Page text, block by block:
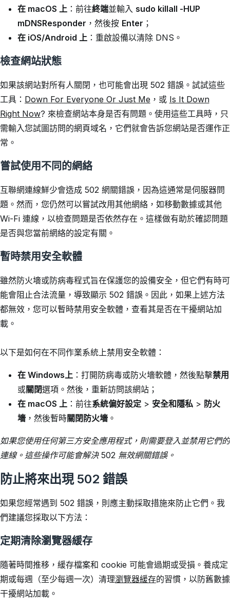
在 macOS 上：前往終端並輸入 sudo killall -HUP
mDNSResponder ，然後按 Enter ；
在 iOS/Android 上：重啟設備以清除 DNS。
檢查網站狀態
如果該網站對所有人關閉，也可能會出現 502 錯誤。試試這些
工具： Down For Everyone Or Just Me ，或 Is It Down
Right Now? 來檢查網站本身是否有問題。使用這些工具時，只
需輸入您試圖訪問的網頁域名，它們就會告訴您網站是否運作正
常。
嘗試使用不同的網絡
互聯網連線鮮少會造成 502 網關錯誤，因為這通常是伺服器問
題。然而，您仍然可以嘗試改用其他網絡，如移動數據或其他
Wi-Fi 連線，以檢查問題是否依然存在。這樣做有助於確認問題
是否與您當前網絡的設定有關。
暫時禁用安全軟體
雖然防火墻或防病毒程式旨在保護您的設備安全，但它們有時可
能會阻止合法流量，導致顯示 502 錯誤。因此，如果上述方法
都無效，您可以暫時禁用安全軟體，查看其是否在干擾網站加
載。
以下是如何在不同作業系統上禁用安全軟體：
在 Windows上：打開防病毒或防火墻軟體，然後點擊禁用
或關閉選項。然後，重新訪問該網站；
在 macOS 上：前往系統偏好設定> 安全和隱私> 防火
墻 ，然後暫時關閉防火墻。
如果您使用任何第三方安全應用程式，則需要登入並禁用它們的
連線。這些操作可能會解決 502 無效網關錯誤。
防止將來出現 502 錯誤
如果您經常遇到 502 錯誤，則應主動採取措施來防止它們。我
們建議您採取以下方法：
定期清除瀏覽器緩存
隨著時間推移，緩存檔案和 cookie 可能會過期或受損。養成定
期或每週（至少每週一次）清理瀏覽器緩存的習慣，以防舊數據
干擾網站加載。